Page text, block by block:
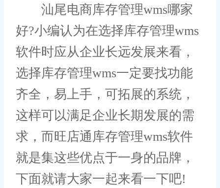
汕尾电商库存管理wms哪家
好?小编认为在选择库存管理wms
软件时应从企业长远发展来看，
选择库存管理wms一定要找功能
齐全，易上手，可拓展的系统，
这样可以满足企业长期发展的需
求，而旺店通库存管理wms软件
就是集这些优点于一身的品牌，
下面就请大家一起来看一下吧!